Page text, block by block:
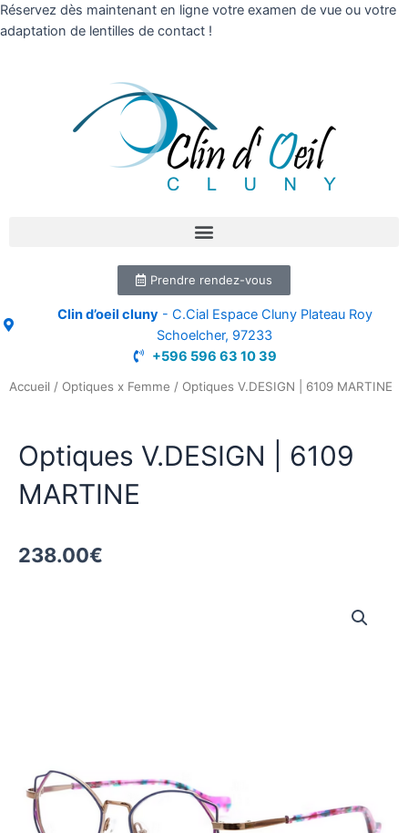
Réservez dès maintenant en ligne votre examen de vue ou votre
adaptation de lentilles de contact !
Prendre rendez-vous
Clin d’oeil cluny- C.Cial Espace Cluny Plateau Roy
Schoelcher, 97233
+596 596 63 10 39
Accueil / Optiques x Femme / Optiques V.DESIGN | 6109 MARTINE
Optiques V.DESIGN | 6109
MARTINE
238.00€